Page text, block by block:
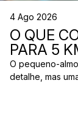
4 Ago 2026
O QUE
PARA 5
O pequeno-
detalhe, mas